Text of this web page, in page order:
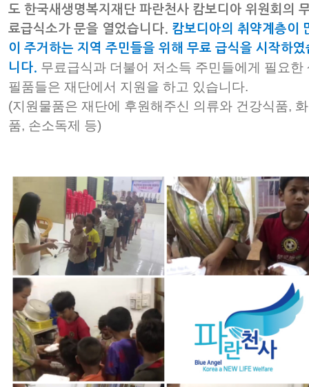
도 한국새생명복지재단 파란천사 캄보디아 위원회의
료급식소가 문을 열었습니다. 캄보디아의 취약계층이
이 주거하는 지역 주민들을 위해 무료 급식을 시작하였
니다. 무료급식과 더불어 저소득 주민들에게 필요한
필품들은 재단에서 지원을 하고 있습니다.
(지원물품은 재단에 후원해주신 의류와 건강식품,
품, 손소독제 등)